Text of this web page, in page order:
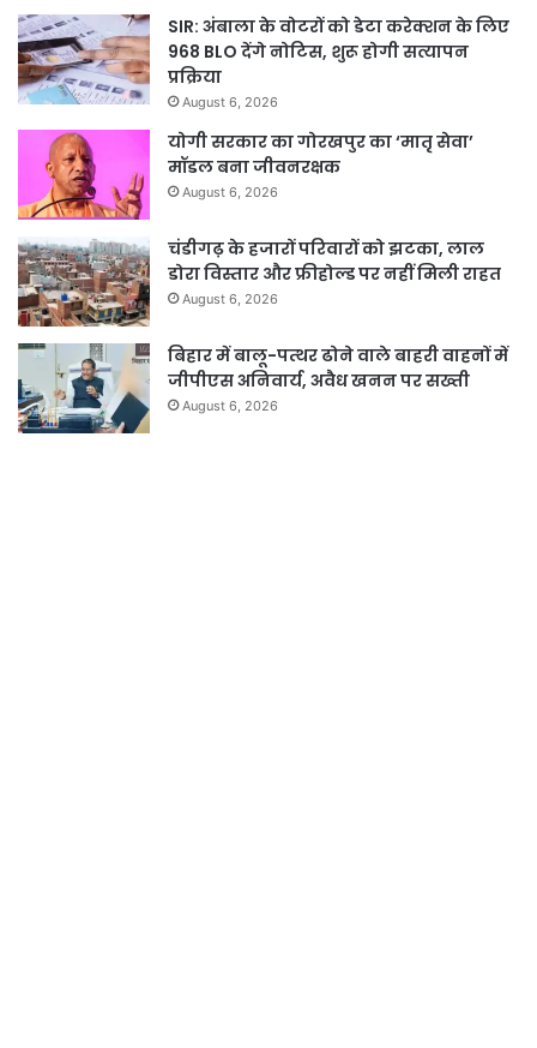
SIR: अंबाला के वोटरों को डेटा करेक्शन के लिए
968 BLO देंगे नोटिस, शुरू होगी सत्यापन
प्रक्रिया
August 6, 2026
योगी सरकार का गोरखपुर का ‘मातृ सेवा’
मॉडल बना जीवनरक्षक
August 6, 2026
चंडीगढ़ के हजारों परिवारों को झटका, लाल
डोरा विस्तार और फ्रीहोल्ड पर नहीं मिली राहत
August 6, 2026
बिहार में बालू-पत्थर ढोने वाले बाहरी वाहनों में
जीपीएस अनिवार्य, अवैध खनन पर सख्ती
August 6, 2026